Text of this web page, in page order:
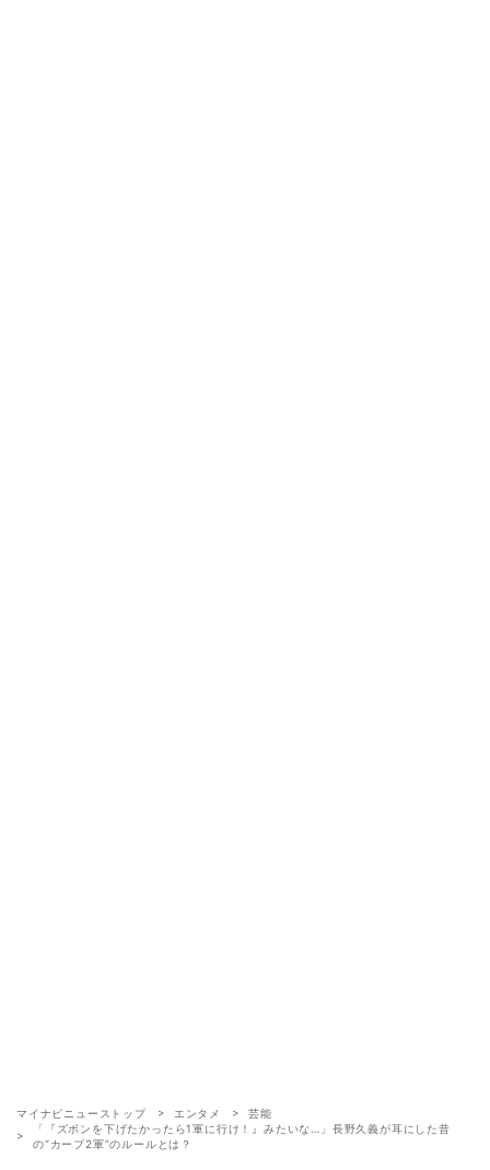
マイナビニューストップ エンタメ
芸能
「『ズボンを下げたかったら1軍に行け！』みたいな…」長野久義が耳にした昔
の“カープ2軍”のルールとは？